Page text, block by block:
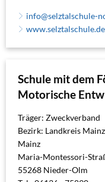
info@selztalschule-
www.selztalschule.de
Schule mit dem
Motorische
Träger: Zweckverband
Bezirk: Landkreis
Mainz
Maria-Montessori-
55268 Nieder-Olm